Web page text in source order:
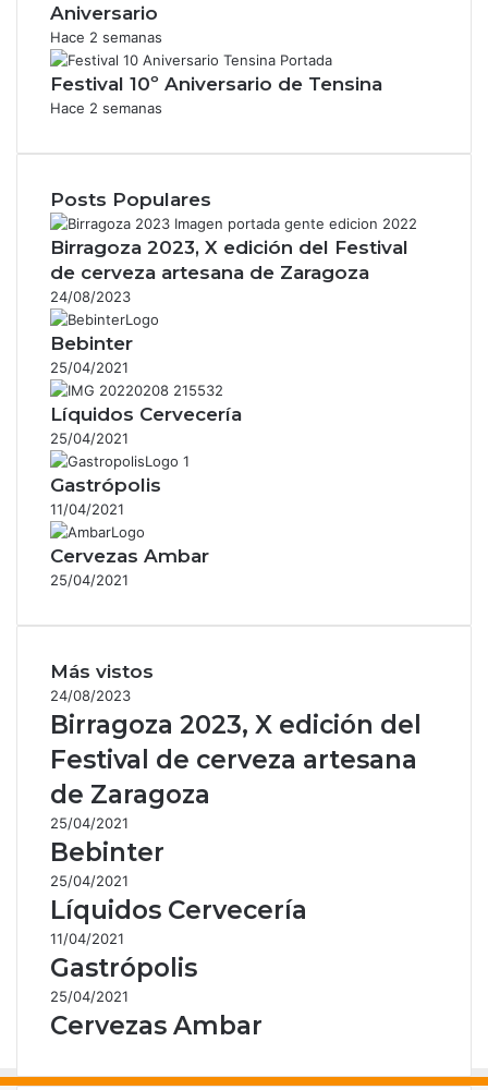
Aniversario
Hace 2 semanas
Festival 10º Aniversario de Tensina
Hace 2 semanas
Posts Populares
Birragoza 2023, X edición del Festival
de cerveza artesana de Zaragoza
24/08/2023
Bebinter
25/04/2021
Líquidos Cervecería
25/04/2021
Gastrópolis
11/04/2021
Cervezas Ambar
25/04/2021
Más vistos
24/08/2023
Birragoza 2023, X edición del
Festival de cerveza artesana
de Zaragoza
25/04/2021
Bebinter
25/04/2021
Líquidos Cervecería
11/04/2021
Gastrópolis
25/04/2021
Cervezas Ambar